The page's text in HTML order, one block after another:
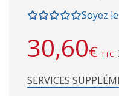
Soyez
30,60€ TTC
SERVICES